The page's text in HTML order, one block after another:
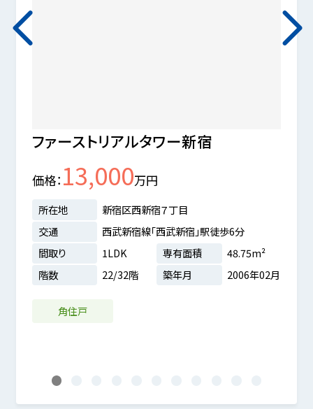
ファーストリアルタワー新宿
価格 13,000万円
所在地
新宿区西新宿７丁目
交通
西武新宿線「西武新宿」駅徒歩6分
間取り
1LDK 専有面積
48.75m²
階数
22/32階 築年月 2006年02月
角住戸
1